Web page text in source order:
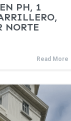
PH, 1
NORTE
Read More